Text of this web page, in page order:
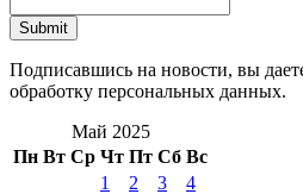
Подписавшись на новости, вы
обработку персональных данных.
Май 2025
Пн Вт Ср Чт Пт Сб Вс
1
2 3
4